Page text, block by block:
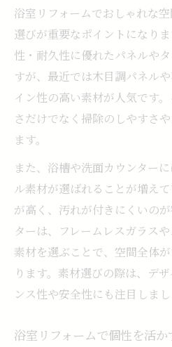
浴室リフォームでおしゃれな
選びが重要なポイントになり
性・耐久性に優れたパネルや
すが、最近では木目調パネル
イン性の高い素材が人気です
さだけでなく掃除のしやすさ
ます。
また、浴槽や洗面カウンター
ル素材が選ばれることが増え
が高く、汚れが付きにくいの
ターは、フレームレスガラス
素材を選ぶことで、空間全体
ります。素材選びの際は、デ
ンス性や安全性にも注目しまし
浴室リフォームで個性を活か